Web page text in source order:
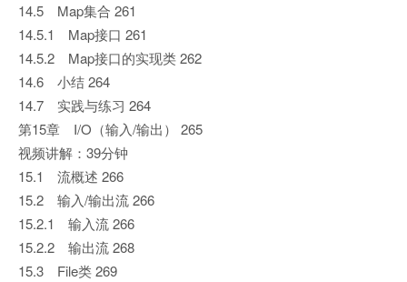
14.5 Map集合 261
14.5.1 Map接口 261
14.5.2 Map接口的实现类 262
14.6 小结 264
14.7 实践与练习 264
第15章 I/O（输入/输出） 265
视频讲解：39分钟
15.1 流概述 266
15.2 输入/输出流 266
15.2.1 输入流 266
15.2.2 输出流 268
15.3 File类 269